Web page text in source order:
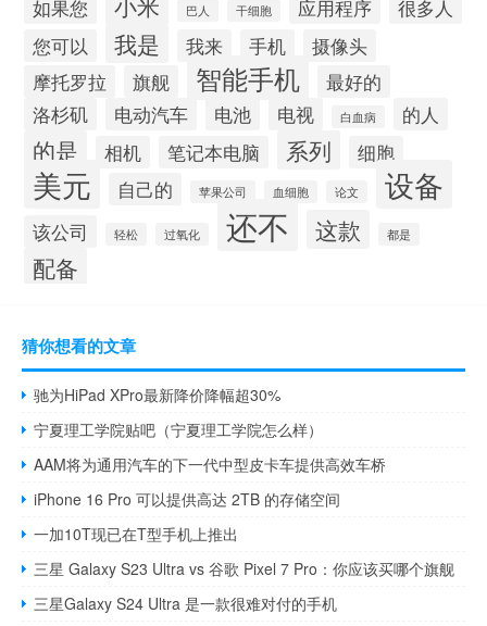
如果您 巴人 干细胞 应用程序
很多人
您可以
我是 我来 手机
摄像头
摩托罗拉
旗舰 智能手机
最好的
洛杉矶
电动汽车 电池 电视 白血病 的人
的是 相机 笔记本电脑 系列 细胞
美元 自己的 苹果公司 血细胞 论文 设备
该公司 轻松 过氧化 还不 这款 都是
配备
猜你想看的文章
驰为HiPad XPro最新降价降幅超30%
宁夏理工学院贴吧（宁夏理工学院怎么样）
AAM将为通用汽车的下一代中型皮卡车提供高效车桥
iPhone 16 Pro 可以提供高达 2TB 的存储空间
一加10T现已在T型手机上推出
三星 Galaxy S23 Ultra vs 谷歌 Pixel 7 Pro：你应该买哪个旗舰
三星Galaxy S24 Ultra 是一款很难对付的手机